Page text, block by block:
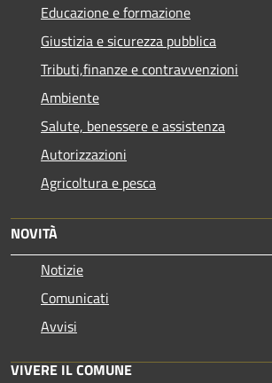
Educazione e formazione
Giustizia e sicurezza pubblica
Tributi,finanze e contravvenzioni
Ambiente
Salute, benessere e assistenza
Autorizzazioni
Agricoltura e pesca
NOVITÀ
Notizie
Comunicati
Avvisi
VIVERE IL COMUNE